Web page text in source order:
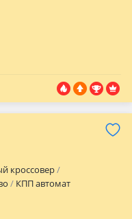
кроссовер
КПП автомат